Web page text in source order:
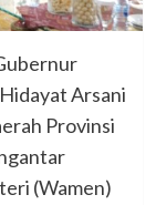
Arsani
Provinsi
(Wamen)